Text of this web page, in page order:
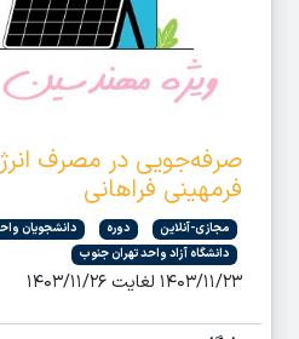
صرفه‌جویی در مصرف
فرمهینی فراهانی
مجازی-آنلاین دوره
دانشجویان
دانشگاه آزاد واحد تهران جنوب
۱۴۰۳/۱۱/۲۳ لغایت ۱۴۰۳/۱۱/۲۶